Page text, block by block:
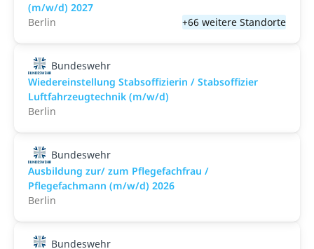
(m/w/d) 2027
Berlin
+66 weitere Standorte
Bundeswehr
Wiedereinstellung Stabsoffizierin / Stabsoffizier
Luftfahrzeugtechnik (m/w/d)
Berlin
Bundeswehr
Ausbildung zur/ zum Pflegefachfrau /
Pflegefachmann (m/w/d) 2026
Berlin
Bundeswehr